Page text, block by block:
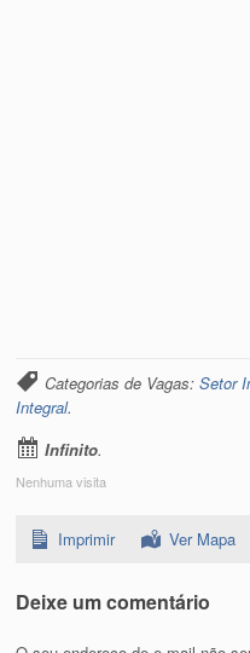
Categorias de Vagas:Setor
Integral.
Infinito.
Nenhuma visita
Imprimir Ver Mapa
Deixe um comentário